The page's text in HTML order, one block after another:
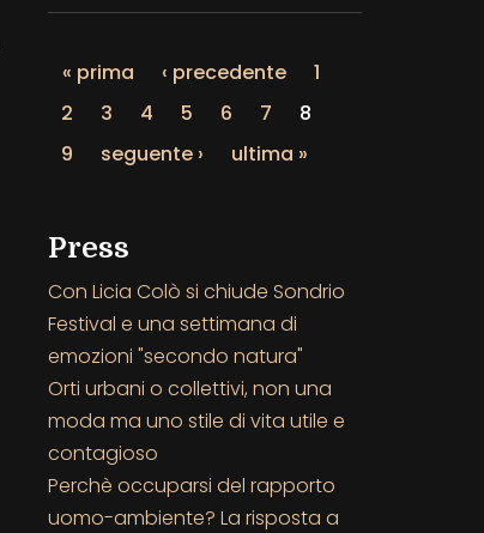
« prima ‹ precedente
1
2
3 4 5 6 7
8
9
seguente › ultima »
Press
Con Licia Colò si chiude Sondrio
Festival e una settimana di
emozioni "secondo natura"
Orti urbani o collettivi, non una
moda ma uno stile di vita utile e
contagioso
Perchè occuparsi del rapporto
uomo-ambiente? La risposta a